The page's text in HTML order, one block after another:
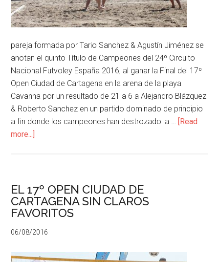
pareja formada por Tario Sanchez & Agustín Jiménez se
anotan el quinto Título de Campeones del 24º Circuito
Nacional Futvoley España 2016, al ganar la Final del 17º
Open Ciudad de Cartagena en la arena de la playa
Cavanna por un resultado de 21 a 6 a Alejandro Blázquez
& Roberto Sanchez en un partido dominado de principio
a fin donde los campeones han destrozado la … [Read
more...]
EL 17º OPEN CIUDAD DE
CARTAGENA SIN CLAROS
FAVORITOS
06/08/2016